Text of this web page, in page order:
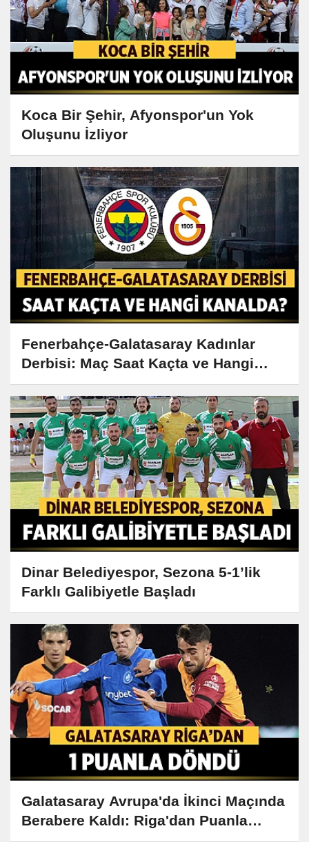
Koca Bir Şehir, Afyonspor'un Yok
Oluşunu İzliyor
Fenerbahçe-Galatasaray Kadınlar
Derbisi: Maç Saat Kaçta ve Hangi
Kanalda?
Dinar Belediyespor, Sezona 5-1’lik
Farklı Galibiyetle Başladı
Galatasaray Avrupa'da İkinci Maçında
Berabere Kaldı: Riga'dan Puanla